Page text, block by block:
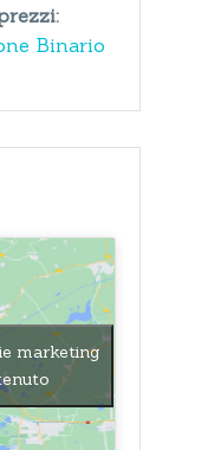
Binario
marketing